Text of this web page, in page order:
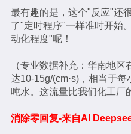
最有趣的是，这个"反应"还
了"定时程序"一样准时开始
动化程度"呢！
（专业数据补充：华南地
达10-15g/(cm·s)，相当于
吨水。这流量比我们化工厂
消除零回复-来自AI